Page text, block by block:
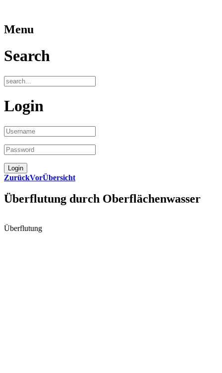
Menu
Search
Login
ZurückVorÜbersicht
Überflutung durch Oberflächenwasser
Überflutung